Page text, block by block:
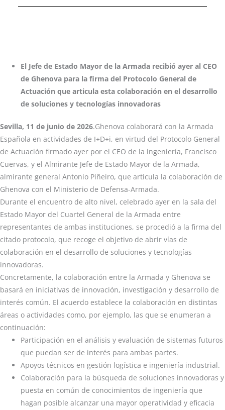
El Jefe de Estado Mayor de la Armada recibió ayer al CEO
de Ghenova para la firma del Protocolo General de
Actuación que articula esta colaboración en el desarrollo
de soluciones y tecnologías innovadoras
Sevilla, 11 de junio de 2026.Ghenova colaborará con la Armada
Española en actividades de I+D+i, en virtud del Protocolo General
de Actuación firmado ayer por el CEO de la ingeniería, Francisco
Cuervas, y el Almirante Jefe de Estado Mayor de la Armada,
almirante general Antonio Piñeiro, que articula la colaboración de
Ghenova con el Ministerio de Defensa-Armada.
Durante el encuentro de alto nivel, celebrado ayer en la sala del
Estado Mayor del Cuartel General de la Armada entre
representantes de ambas instituciones, se procedió a la firma del
citado protocolo, que recoge el objetivo de abrir vías de
colaboración en el desarrollo de soluciones y tecnologías
innovadoras.
Concretamente, la colaboración entre la Armada y Ghenova se
basará en iniciativas de innovación, investigación y desarrollo de
interés común. El acuerdo establece la colaboración en distintas
áreas o actividades como, por ejemplo, las que se enumeran a
continuación:
Participación en el análisis y evaluación de sistemas futuros
que puedan ser de interés para ambas partes.
Apoyos técnicos en gestión logística e ingeniería industrial.
Colaboración para la búsqueda de soluciones innovadoras y
puesta en común de conocimientos de ingeniería que
hagan posible alcanzar una mayor operatividad y eficacia